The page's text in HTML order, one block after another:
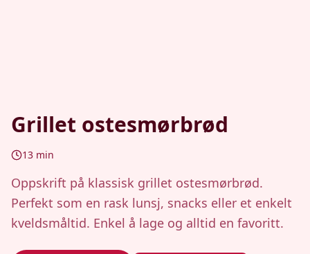
Grillet ostesmørbrød
13 min
Oppskrift på klassisk grillet ostesmørbrød.
Perfekt som en rask lunsj, snacks eller et enkelt
kveldsmåltid. Enkel å lage og alltid en favoritt.